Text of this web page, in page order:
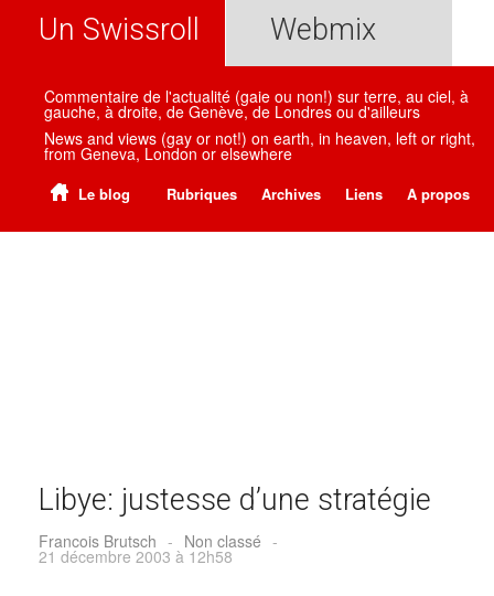
Un Swissroll Webmix
Commentaire de l'actualité (gaie ou non!) sur terre, au ciel, à
gauche, à droite, de Genève, de Londres ou d'ailleurs
News and views (gay or not!) on earth, in heaven, left or right,
from Geneva, London or elsewhere
Le blog Rubriques Archives Liens A propos
Libye: justesse d’une stratégie
Francois Brutsch - Non classé -
21 décembre 2003 à 12h58